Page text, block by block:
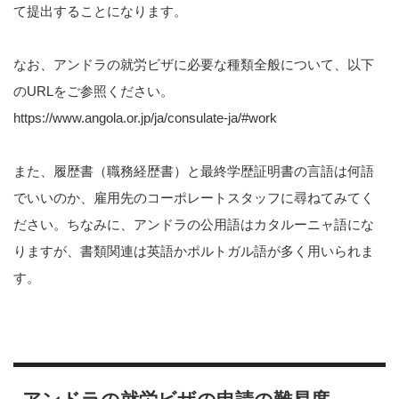
て提出することになります。
なお、アンドラの就労ビザに必要な種類全般について、以下
のURLをご参照ください。
https://www.angola.or.jp/ja/consulate-ja/#work
また、履歴書（職務経歴書）と最終学歴証明書の言語は何語
でいいのか、雇用先のコーポレートスタッフに尋ねてみてく
ださい。ちなみに、アンドラの公用語はカタルーニャ語にな
りますが、書類関連は英語かポルトガル語が多く用いられま
す。